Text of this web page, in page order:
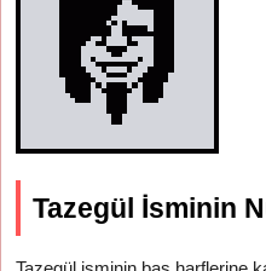
Tazegül İsminin